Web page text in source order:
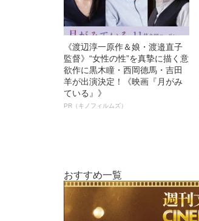
《渡辺淳一原作＆娘・渡邉直子
監督》“女性の性”を真摯に描く意
欲作に黒木瞳・西岡德馬・吉田
羊が出演決定！《映画『月がみ
ている』》
PR（キノフィルムズ）
おすすめ一覧